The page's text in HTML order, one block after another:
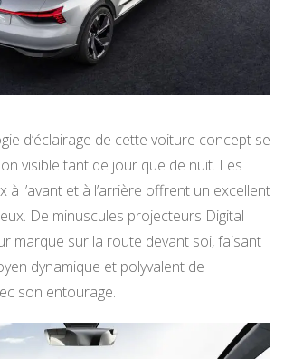
d’éclairage de cette voiture concept se
visible tant de jour que de nuit. Les
à l’avant et à l’arrière offrent un excellent
De minuscules projecteurs Digital
marque sur la route devant soi, faisant
dynamique et polyvalent de
son entourage.